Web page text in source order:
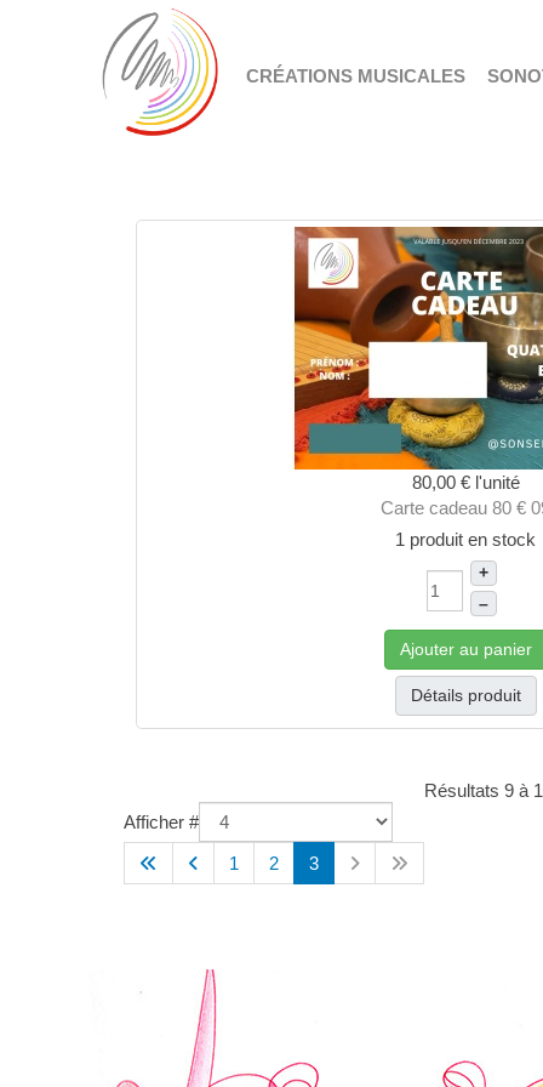
CRÉATIONS MUSICALES
80,00 € l'unité
Carte cadeau 80 €
1 produit en stock
+
–
Ajouter au panier
Détails produit
Afficher #
1
2 3
Résultats 9 à